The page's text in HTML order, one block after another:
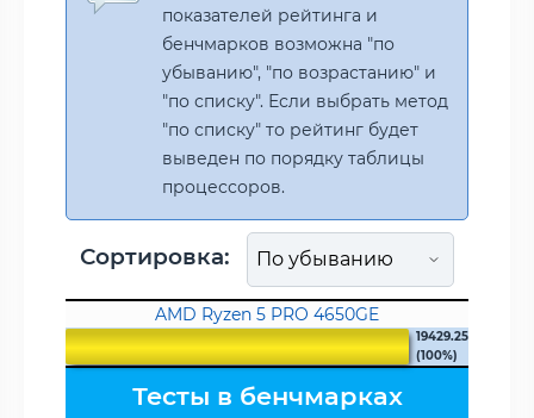
показателей рейтинга и
бенчмарков возможна "по
убыванию", "по возрастанию" и
"по списку". Если выбрать метод
"по списку" то рейтинг будет
выведен по порядку таблицы
процессоров.
Сортировка:
AMD Ryzen 5 PRO 4650GE
19429.25
(100%)
Тесты в бенчмарках